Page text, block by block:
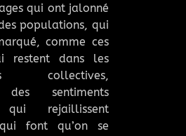
qui ont jalonné
populations, qui
comme ces
restent dans les
collectives,
des sentiments
qui rejaillissent
font qu’on se